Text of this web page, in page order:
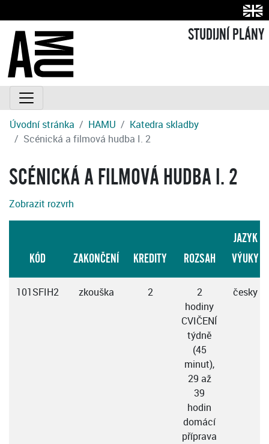
STUDIJNÍ PLÁNY
Úvodní stránka HAMU
Katedra skladby
Scénická a filmová hudba I. 2
SCÉNICKÁ A FILMOVÁ HUDBA I. 2
Zobrazit rozvrh
KÓD ZAKONČENÍ KREDITY ROZSAH
JAZYK
VÝUKY
101SFIH2 zkouška 2
2
hodiny
CVIČENÍ
týdně
(45
minut),
29 až
39
hodin
domácí
příprava
česky